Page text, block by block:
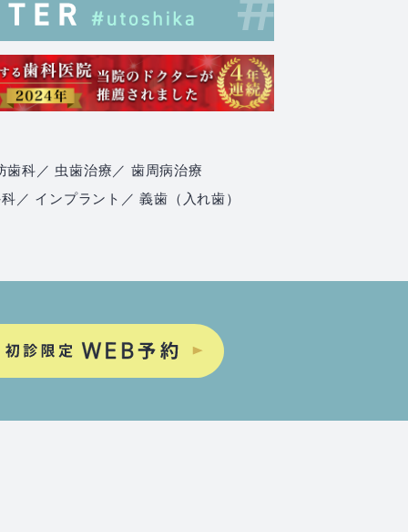
歯科／ 虫歯治療／ 歯周病治療
／ インプラント ／ 義歯（入れ歯）